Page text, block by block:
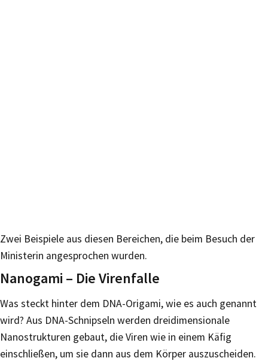
Zwei Beispiele aus diesen Bereichen, die beim Besuch der
Ministerin angesprochen wurden.
Nanogami – Die Virenfalle
Was steckt hinter dem DNA-Origami, wie es auch genannt
wird? Aus DNA-Schnipseln werden dreidimensionale
Nanostrukturen gebaut, die Viren wie in einem Käfig
einschließen, um sie dann aus dem Körper auszuscheiden.